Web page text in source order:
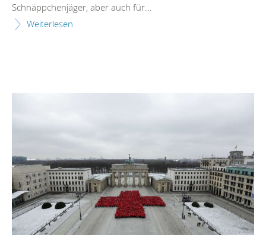
Schnäppchenjäger, aber auch für...
Weiterlesen